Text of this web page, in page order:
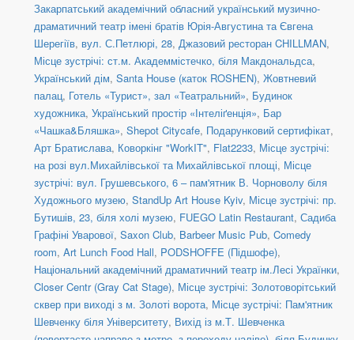
Закарпатський академічний обласний український музично-
драматичний театр імені братів Юрія-Августина та Євгена
Шерегіїв, вул. С.Петлюрі, 28, Джазовий ресторан CHILLMAN,
Місце зустрічі: ст.м. Академмістечко, біля Макдональдса,
Український дім, Santa House (каток ROSHEN), Жовтневий
палац, Готель «Турист», зал «Театральний», Будинок
художника, Український простір «Інтеліґенція», Бар
«Чашка&Бляшка», Shepot Citycafe, Подарунковий сертифікат,
Арт Братислава, Коворкінг "WorkIT", Flat2233, Місце зустрічі:
на розі вул.Михайлівської та Михайлівської площі, Місце
зустрічі: вул. Грушевського, 6 – пам'ятник В. Чорноволу біля
Художнього музею, StandUp Art House Kyiv, Місце зустрічі: пр.
Бутишів, 23, біля холі музею, FUEGO Latin Restaurant, Садиба
Графіні Уварової, Saxon Club, Barbeer Music Pub, Comedy
room, Art Lunch Food Hall, PODSHOFFE (Підшофе),
Національний академічний драматичний театр ім.Лесі Українки,
Closer Centr (Gray Cat Stage), Місце зустрічі: Золотоворітський
сквер при виході з м. Золоті ворота, Місце зустрічі: Пам'ятник
Шевченку біля Університету, Вихід із м.Т. Шевченка